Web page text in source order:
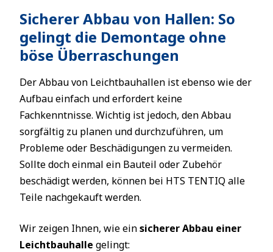
Sicherer Abbau von Hallen: So
gelingt die Demontage ohne
böse Überraschungen
Der Abbau von Leichtbauhallen ist ebenso wie der
Aufbau einfach und erfordert keine
Fachkenntnisse. Wichtig ist jedoch, den Abbau
sorgfältig zu planen und durchzuführen, um
Probleme oder Beschädigungen zu vermeiden.
Sollte doch einmal ein Bauteil oder Zubehör
beschädigt werden, können bei HTS TENTIQ alle
Teile nachgekauft werden.
Wir zeigen Ihnen, wie einsicherer Abbau einer
Leichtbauhalle gelingt: